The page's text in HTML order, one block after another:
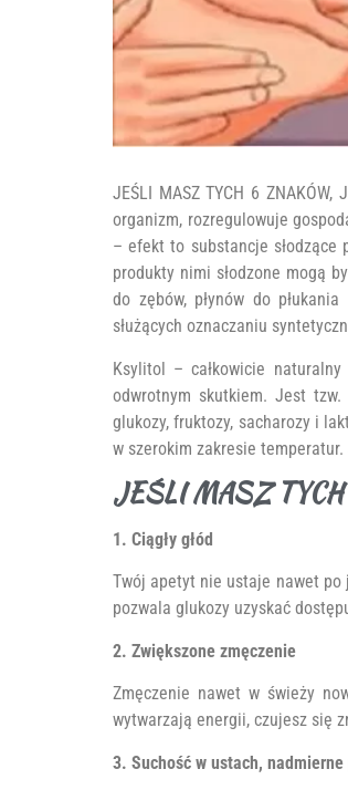
JEŚLI MASZ TYCH 6
organizm, rozregulowuje
– efekt to substancje słodzące
produkty nimi słodzone mogą
do zębów, płynów do
służących oznaczaniu
Ksylitol – całkowicie
odwrotnym skutkiem. Jest
glukozy, fruktozy, sacharozy i
w szerokim zakresie
JEŚLI MASZ
1. Ciągły głód
Twój apetyt nie ustaje nawet
pozwala glukozy uzyskać
2. Zwiększone zmęczenie
Zmęczenie nawet w świeży
wytwarzają energii, czujesz się
3. Suchość w ustach,